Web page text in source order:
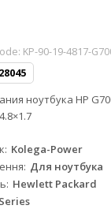
KP-90-19-4817-
ноутбука HP
Kolega-Power
Для ноутбука
Hewlett Packard